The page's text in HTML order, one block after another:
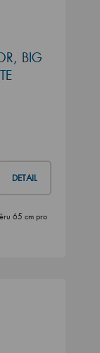
BIG
DETAIL
65 cm pro